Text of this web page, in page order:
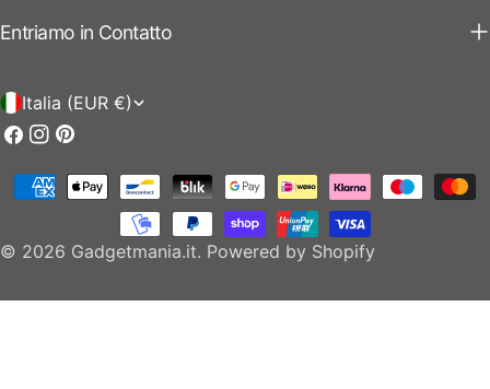
Entriamo in Contatto
P
a
e
Italia (EUR €)
Facebook
Instagram
Pinterest
© 2026 Gadgetmania.it. Powered by Shopify
Modalità
pagamento